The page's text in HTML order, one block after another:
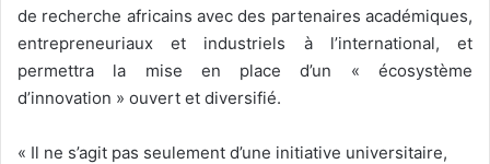
de recherche africains avec des partenaires académiques,
entrepreneuriaux et industriels à l’international, et
permettra la mise en place d’un « écosystème
d’innovation » ouvert et diversifié.
« Il ne s’agit pas seulement d’une initiative universitaire,